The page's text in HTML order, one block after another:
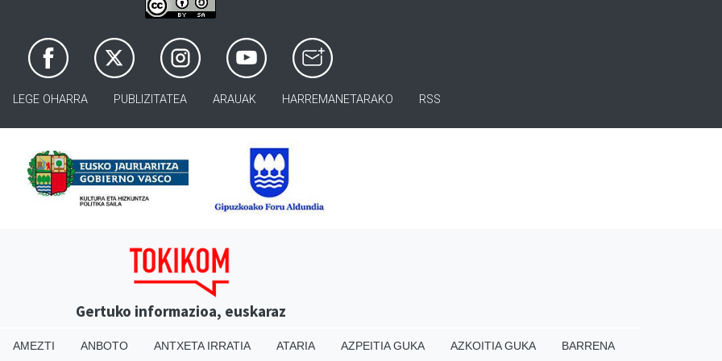
LEGE OHARRA PUBLIZITATEA ARAUAK HARREMANETARAKO RSS
Gertuko informazioa, euskaraz
AMEZTI ANBOTO ANTXETA IRRATIA ATARIA AZPEITIA GUKA AZKOITIA GUKA BARRENA